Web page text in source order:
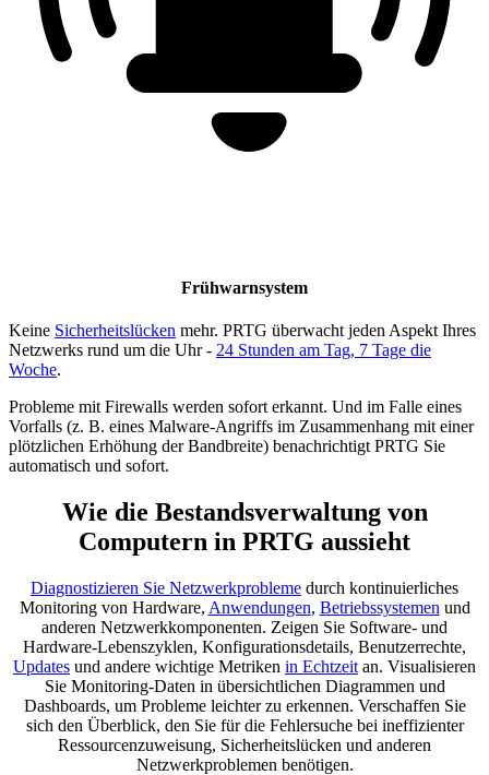
Frühwarnsystem
Keine Sicherheitslücken mehr. PRTG überwacht jeden Aspekt Ihres
Netzwerks rund um die Uhr - 24 Stunden am Tag, 7 Tage die
Woche.
Probleme mit Firewalls werden sofort erkannt. Und im Falle eines
Vorfalls (z. B. eines Malware-Angriffs im Zusammenhang mit einer
plötzlichen Erhöhung der Bandbreite) benachrichtigt PRTG Sie
automatisch und sofort.
Wie die Bestandsverwaltung von
Computern in PRTG aussieht
Diagnostizieren Sie Netzwerkprobleme durch kontinuierliches
Monitoring von Hardware, Anwendungen, Betriebssystemen und
anderen Netzwerkkomponenten. Zeigen Sie Software- und
Hardware-Lebenszyklen, Konfigurationsdetails, Benutzerrechte,
Updates und andere wichtige Metriken in Echtzeit an. Visualisieren
Sie Monitoring-Daten in übersichtlichen Diagrammen und
Dashboards, um Probleme leichter zu erkennen. Verschaffen Sie
sich den Überblick, den Sie für die Fehlersuche bei ineffizienter
Ressourcenzuweisung, Sicherheitslücken und anderen
Netzwerkproblemen benötigen.